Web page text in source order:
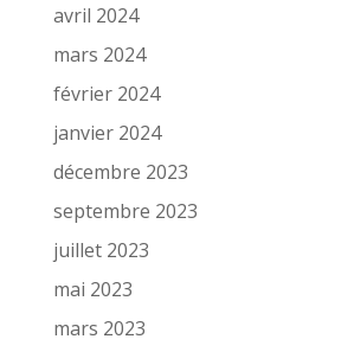
avril 2024
mars 2024
février 2024
janvier 2024
décembre 2023
septembre 2023
juillet 2023
mai 2023
mars 2023